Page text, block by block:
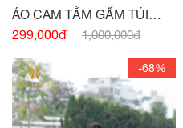
ÁO CAM TẰM GẤM TÚI
NGỰC
299,000đ 1,000,000đ
-68%